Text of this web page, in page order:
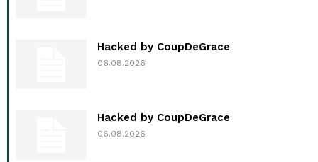
Hacked by CoupDeGrace
06.08.2026
Hacked by CoupDeGrace
06.08.2026